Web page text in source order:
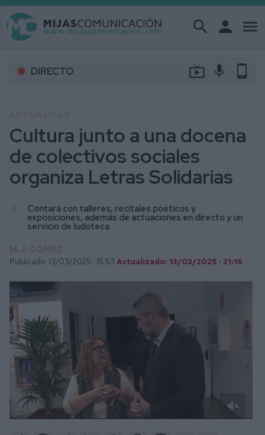
search person menu
DIRECTO live_tv mic phone_android
Cultura junto a una docena
de colectivos sociales
organiza Letras Solidarias
Contará con talleres, recitales poéticos y
exposiciones, además de actuaciones en directo y un
servicio de ludoteca
Publicado: 13/03/2025 · 15:53 Actualizado: 13/03/2025 · 21:16